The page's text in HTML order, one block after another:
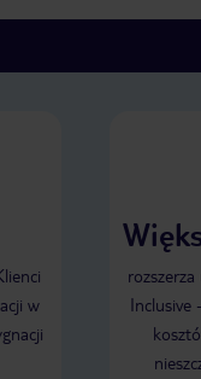
w
Inclusive